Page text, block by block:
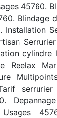
45760.
Blindage
Installation
cylindre
Reelax